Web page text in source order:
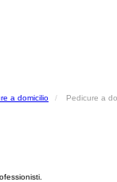
a domicilio Pedicure a